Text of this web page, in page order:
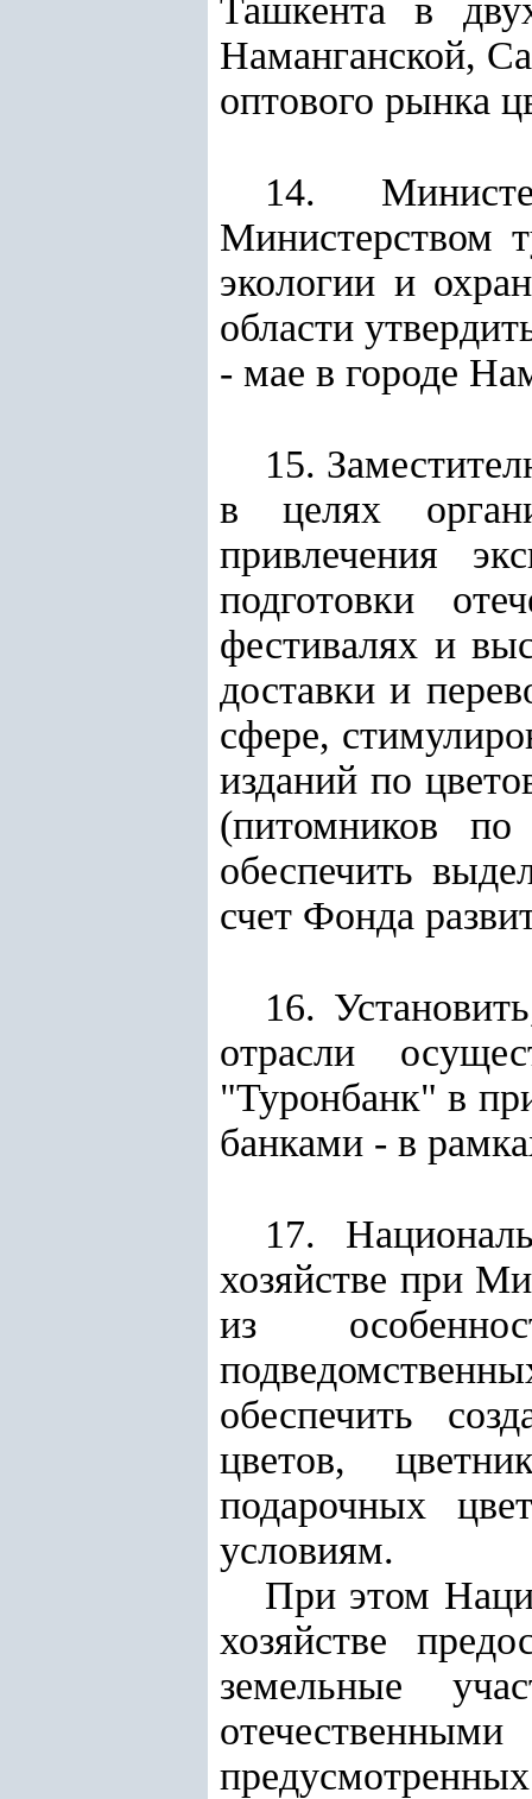
Ташкента в
Наманганской,
оптового рынка
14.
Министерством
экологии и
области
- мае в городе
15.
в целях
привлечения
подготовки
фестивалях и
доставки и
сфере,
изданий по
(питомников
обеспечить
счет Фонда
16.
отрасли
"Туронбанк" в
банками - в
17.
хозяйстве при
из
обеспечить
цветов,
подарочных
условиям.
При этом
хозяйстве
земельные